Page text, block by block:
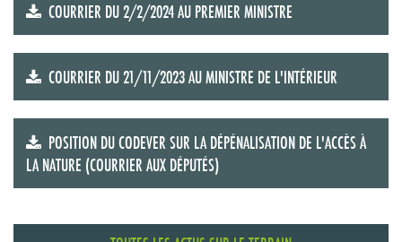
COURRIER DU 2/2/2024 AU PREMIER MINISTRE
COURRIER DU 21/11/2023 AU MINISTRE DE L'INTÉRIEUR
POSITION DU CODEVER SUR LA DÉPÉNALISATION DE L'ACCÈS À
LA NATURE (COURRIER AUX DÉPUTÉS)